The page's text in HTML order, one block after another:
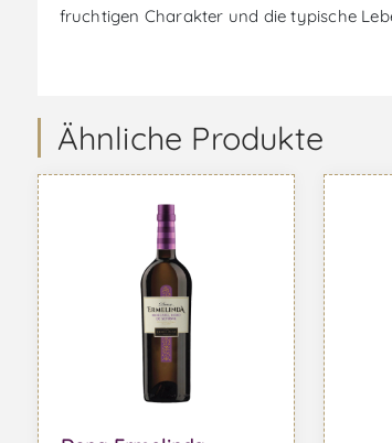
fruchtigen Charakter und die typische
Ähnliche Produkte